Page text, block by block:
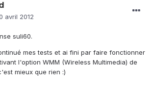
avril 2012
suli60.
mes tests et ai fini par faire fonctionner
l'option WMM (Wireless Multimedia) de
mieux que rien :)